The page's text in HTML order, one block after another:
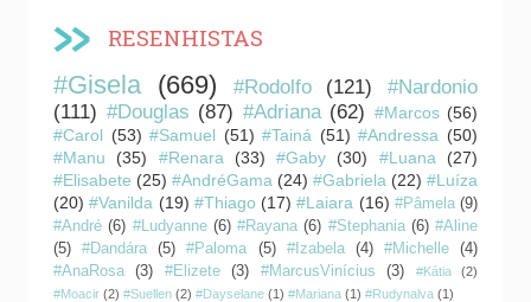
RESENHISTAS
#Gisela (669) #Rodolfo (121)
#Nardonio
(111) #Douglas (87) #Adriana (62) #Marcos (56)
#Carol (53) #Samuel (51) #Tainá (51) #Andressa (50)
#Manu
(35) #Renara (33) #Gaby (30) #Luana
(27)
#Elisabete (25) #AndréGama (24) #Gabriela (22) #Luíza
(20) #Vanilda (19) #Thiago (17) #Laiara (16) #Pâmela (9)
#André (6) #Ludyanne (6) #Rayana (6) #Stephania (6) #Aline
(5)
#Dandára (5) #Paloma (5) #Izabela (4) #Michelle
(4)
#AnaRosa
(3) #Elizete (3) #MarcusVinícius (3) #Kátia
(2)
#Moacir (2) #Suellen (2) #Dayselane (1) #Mariana (1) #Rudynalva (1)